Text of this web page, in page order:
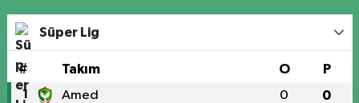
Süper Lig
# Takım O P
1 Amed 0 0